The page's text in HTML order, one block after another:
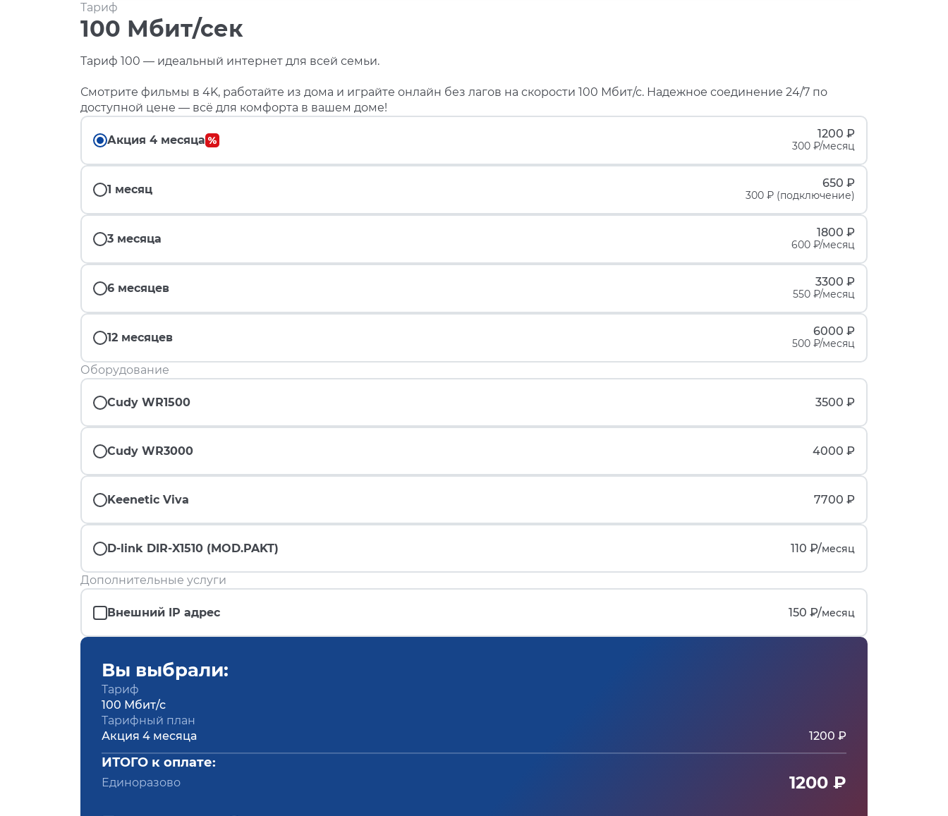
Тариф
100 Мбит/сек
Тариф 100 — идеальный интернет для всей семьи.
Смотрите фильмы в 4K, работайте из дома и играйте онлайн без лагов на скорости 100 Мбит/с. Надежное соединение 24/7 по
доступной цене — всё для комфорта в вашем доме!
Акция 4 месяца 1200 ₽
300 ₽/месяц
1 месяц 650 ₽
300 ₽ (подключение)
3 месяца 1800 ₽
600 ₽/месяц
6 месяцев 3300 ₽
550 ₽/месяц
12 месяцев 6000 ₽
500 ₽/месяц
Оборудование
Cudy WR1500 3500 ₽
Cudy WR3000 4000 ₽
Keenetic Viva 7700 ₽
D-link DIR-X1510 (MOD.PAKT) 110 ₽/месяц
Дополнительные услуги
Внешний IP адрес 150 ₽/месяц
Вы выбрали:
Тариф
100 Мбит/с
Тарифный план
Акция 4 месяца
1200 ₽
ИТОГО к оплате:
Единоразово 1200 ₽